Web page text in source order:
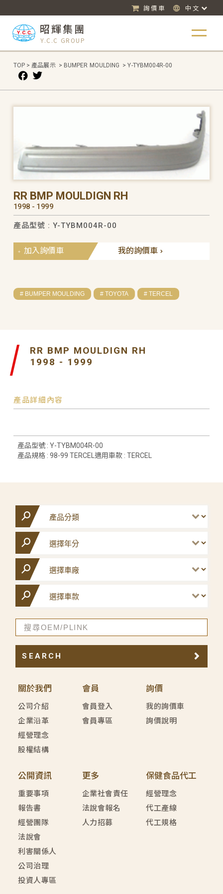
詢價車 中文
昭輝集團
Y.C.C GROUP
TOP > 產品展示 > BUMPER MOULDING > Y-TYBM004R-00
RR BMP MOULDIGN RH
1998 - 1999
產品型號 : Y-TYBM004R-00
我的詢價車
加入詢價車
# BUMPER MOULDING # TOYOTA # TERCEL
RR BMP MOULDIGN RH
1998 - 1999
產品詳細內容
產品型號 : Y-TYBM004R-00
產品規格 : 98-99 TERCEL適用車款 : TERCEL
關於我們
公司介紹
企業沿革
經營理念
股權結構
會員
會員登入
會員專區
詢價
我的詢價車
詢價說明
公開資訊
重要事項
報告書
經營團隊
法說會
利害關係人
公司治理
投資人專區
更多
企業社會責任
法說會報名
人力招募
保健食品代工
經營理念
代工產線
代工規格
SEARCH